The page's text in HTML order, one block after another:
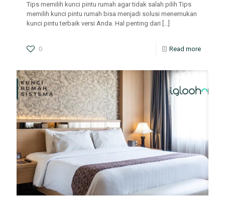
Tips memilih kunci pintu rumah agar tidak salah pilih Tips
memilih kunci pintu rumah bisa menjadi solusi menemukan
kunci pintu terbaik versi Anda. Hal penting dari […]
0 Read more